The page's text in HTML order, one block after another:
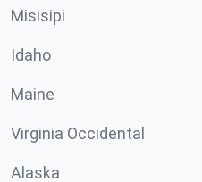
Misisipi
Idaho
Maine
Virginia Occidental
Alaska